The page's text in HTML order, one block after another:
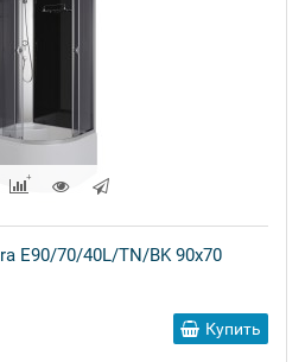
E90/70/40L/TN/BK 90x70
Купить